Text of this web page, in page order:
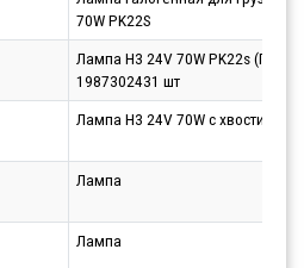
70W PK22S
Лампа H3 24V 70W PK22s (ПТФ)
1987302431 шт
Лампа H3 24V 70W с хвостиком
Лампа
Лампа